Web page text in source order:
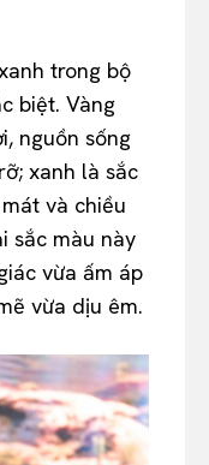
trong bộ
biệt. Vàng
nguồn sống
xanh là sắc
và chiều
sắc màu này
vừa ấm áp
vừa dịu êm.